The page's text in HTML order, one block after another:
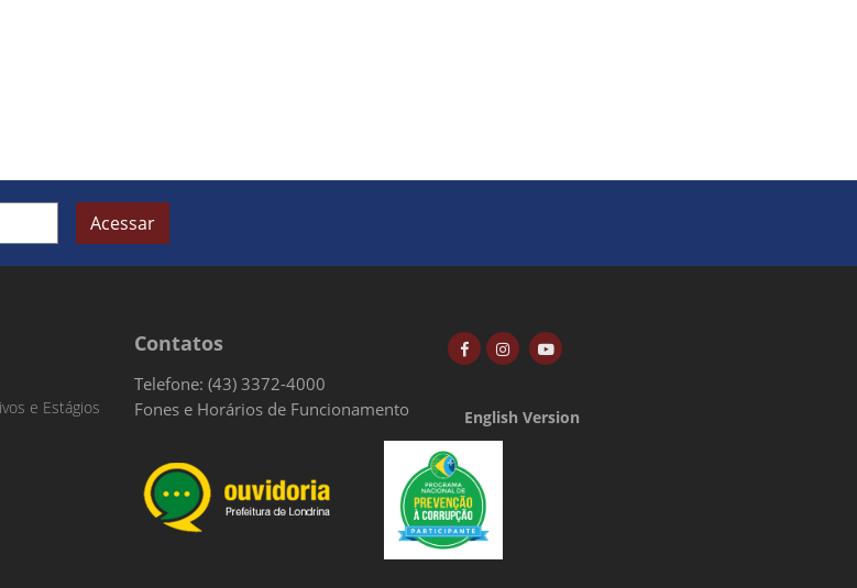
Acessar
e Estágios
Contatos
Telefone: (43) 3372-4000
Fones e Horários de Funcionamento
English Version